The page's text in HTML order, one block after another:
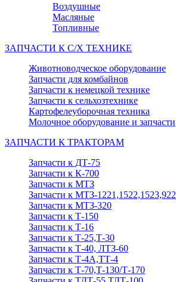
Воздушные
Масляные
Топливные
ЗАПЧАСТИ К С/Х ТЕХНИКЕ
Животноводческое оборудование
Запчасти для комбайнов
Запчасти к немецкой технике
Запчасти к сельхозтехнике
Картофелеуборочная техника
Молочное оборудование и запчасти
ЗАПЧАСТИ К ТРАКТОРАМ
Запчасти к ДТ-75
Запчасти к К-700
Запчасти к МТЗ
Запчасти к МТЗ-1221,1522,1523,922
Запчасти к МТЗ-320
Запчасти к Т-150
Запчасти к Т-16
Запчасти к Т-25,Т-30
Запчасти к Т-40, ЛТЗ-60
Запчасти к Т-4А,ТТ-4
Запчасти к Т-70,Т-130/Т-170